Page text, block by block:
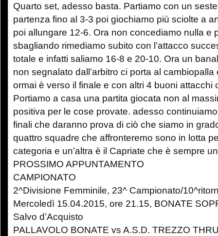
Quarto set, adesso basta. Partiamo con un
partenza fino al 3-3 poi giochiamo più sciolte a
poi allungare 12-6. Ora non concediamo nulla e
sbagliando rimediamo subito con l’attacco
totale e infatti saliamo 16-8 e 20-10. Ora un
non segnalato dall’arbitro ci porta al
ormai è verso il finale e con altri 4 buoni attacchi
Portiamo a casa una partita giocata non al
positiva per le cose provate. adesso
finali che daranno prova di ciò che siamo in
quattro squadre che affronteremo sono in lotta
categoria e un’altra è il Capriate che è sempre
PROSSIMO APPUNTAMENTO
CAMPIONATO
2^Divisione Femminile, 23^ Campionato/
Mercoledì 15.04.2015, ore 21.15, BONATE
Salvo d’Acquisto
PALLAVOLO BONATE vs A.S.D. TREZZO